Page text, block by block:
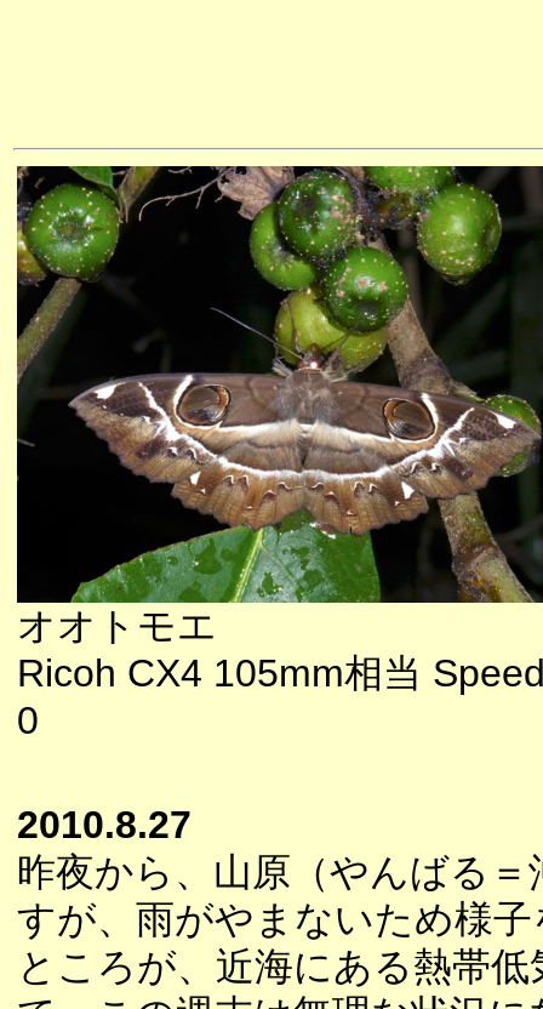
オオトモエ
Ricoh CX4 105mm相当
0
2010.8.27
昨夜から、山原（やんばる
すが、雨がやまないため様
ところが、近海にある熱帯